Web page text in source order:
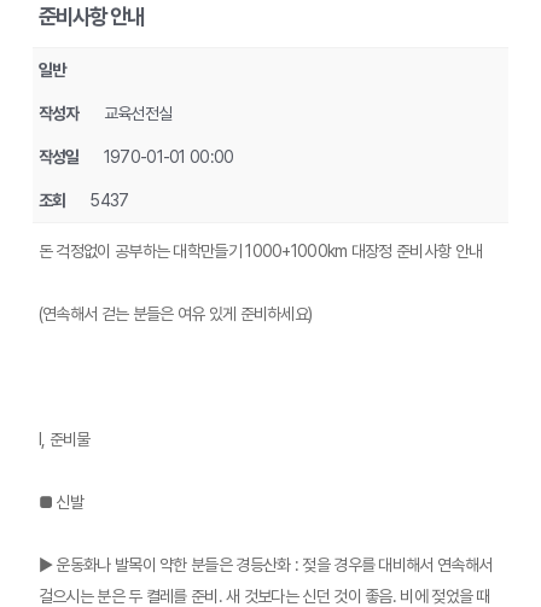
준비사항 안내
일반
작성자 교육선전실
작성일 1970-01-01 00:00
조회 5437
돈 걱정없이 공부하는 대학만들기 1000+1000km 대장정 준비사항 안내
(연속해서 걷는 분들은 여유 있게 준비하세요)
Ⅰ, 준비물
■ 신발
▶ 운동화나 발목이 약한 분들은 경등산화 : 젖을 경우를 대비해서 연속해서
걸으시는 분은 두 켤레를 준비. 새 것보다는 신던 것이 좋음. 비에 젖었을 때